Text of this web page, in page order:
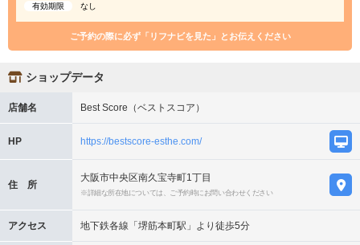
有効期限
なし
ご予約の際に必ず「リフナビを見た」とお伝えください
ショップデータ
店舗名 Best Score（ベストスコア）
HP https://bestscore-esthe.com/
住 所
大阪市中央区南久宝寺町1丁目
※詳細な所在地については、ご予約時にお問い合わせください
アクセス 地下鉄各線「堺筋本町駅」より徒歩5分